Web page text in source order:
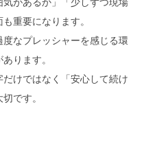
重要になります。
なプレッシャーを感じる環
ります。
けではなく「安心して続け
です。